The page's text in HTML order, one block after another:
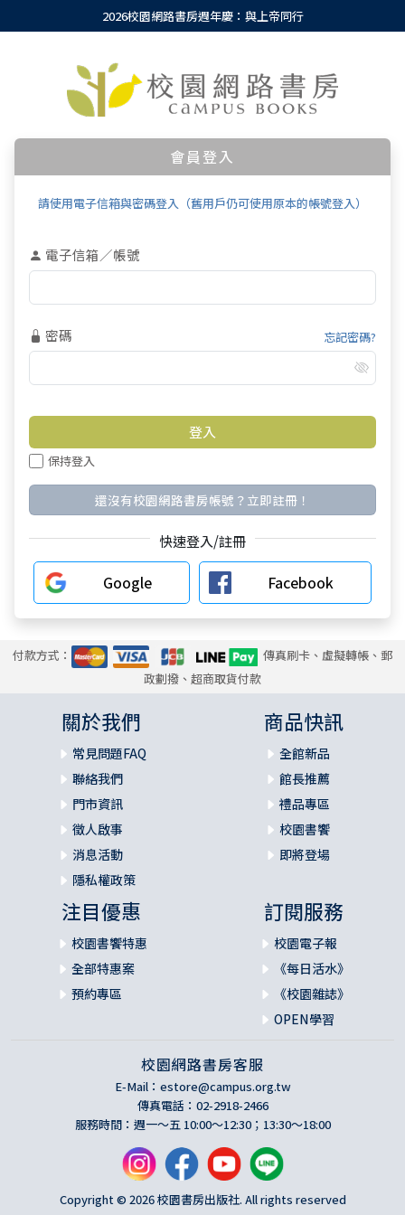
2026校園網路書房週年慶：與上帝同行
會員登入
請使用電子信箱與密碼登入（舊用戶仍可使用原本的帳號登入）
電子信箱／帳號
密碼 忘記密碼?
保持登入
還沒有校園網路書房帳號？立即註冊！
快速登入/註冊
Google Facebook
付款方式：
傳真刷卡、虛擬轉帳、郵
政劃撥、超商取貨付款
關於我們
常見問題FAQ
聯絡我們
門市資訊
徵人啟事
消息活動
隱私權政策
商品快訊
全館新品
館長推薦
禮品專區
校園書饗
即將登場
注目優惠
校園書饗特惠
全部特惠案
預約專區
訂閱服務
校園電子報
《每日活水》
《校園雜誌》
OPEN學習
校園網路書房客服
E-Mail： estore@campus.org.tw
傳真電話：02-2918-2466
服務時間：週一～五 10:00～12:30；13:30～18:00
Copyright © 2026 校園書房出版社. All rights reserved